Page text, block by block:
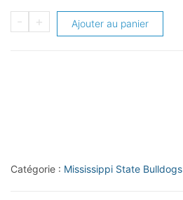
-
quantité
Autographs
+ Ajouter au panier
Catégorie : Mississippi State Bulldogs